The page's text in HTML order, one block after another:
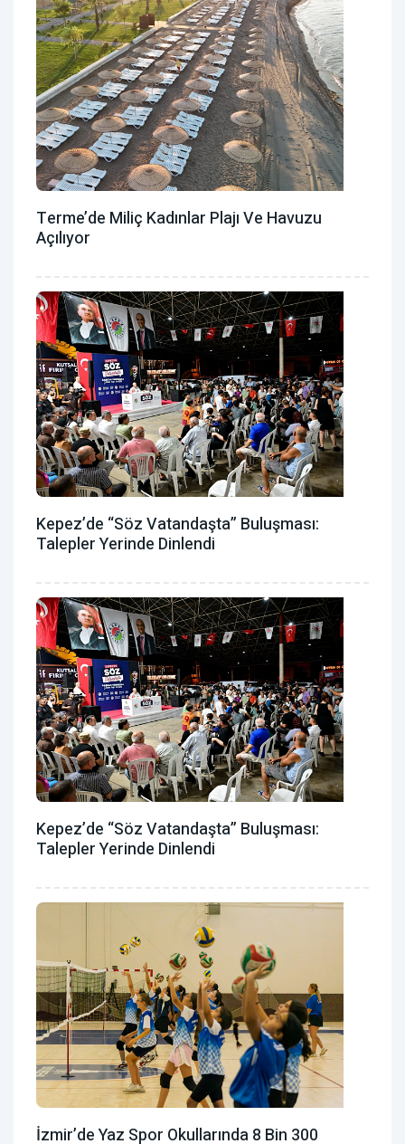
Terme’de Miliç Kadınlar Plajı Ve Havuzu
Açılıyor
Kepez’de “Söz Vatandaşta” Buluşması:
Talepler Yerinde Dinlendi
Kepez’de “Söz Vatandaşta” Buluşması:
Talepler Yerinde Dinlendi
İzmir’de Yaz Spor Okullarında 8 Bin 300